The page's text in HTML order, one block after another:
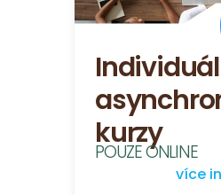
kurzy
POUZE ONLINE
více